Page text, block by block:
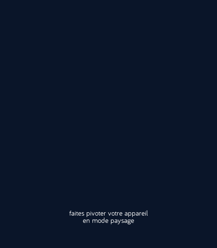
faites pivoter votre appareil
en mode paysage